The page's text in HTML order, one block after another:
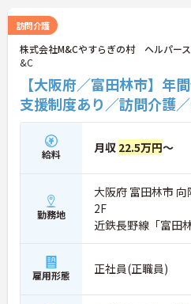
訪問介護
株式会社M&Cやすらぎの村 ヘルパー
&C
【大阪府／富田林市】年
支援制度あり／訪問介護
給料 月収 22.5万円～
勤務地
大阪府 富田林市
2F
近鉄長野線「富田
雇用形態 正社員(正職員)